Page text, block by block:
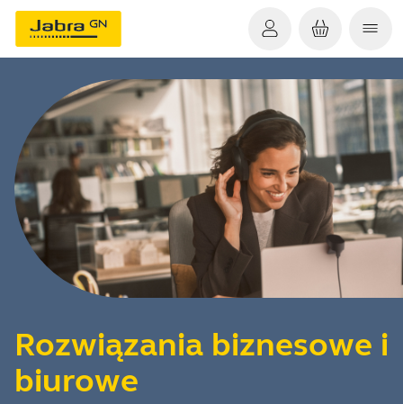
Rozwiązania biznesowe i
biurowe